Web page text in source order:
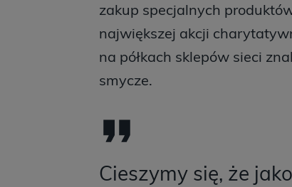
zakup specjalnych
największej akcji
na półkach sklepów sieci
smycze.
Cieszymy się, że